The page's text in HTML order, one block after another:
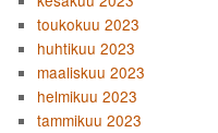
toukokuu 2023
huhtikuu 2023
maaliskuu 2023
helmikuu 2023
tammikuu 2023